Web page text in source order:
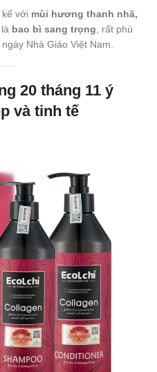
kế với mùi hương thanh nhã,
bao bì sang trọng , rất phù
Nhà Giáo Việt Nam.
20 tháng 11 ý
và tinh tế